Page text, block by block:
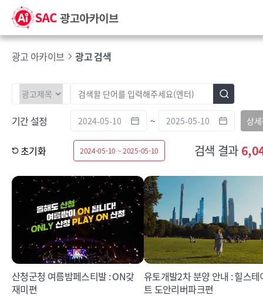
광고 아카이브 광고 검색
기간 설정 ~ 상
초기화 2024-05-10 ~ 2025-05-10 검색 결과
산청군청 여름밤페스티발 : ON갖
재미편
유토개발2차 분양 안내 : 힐스테
트 도안리버파크편